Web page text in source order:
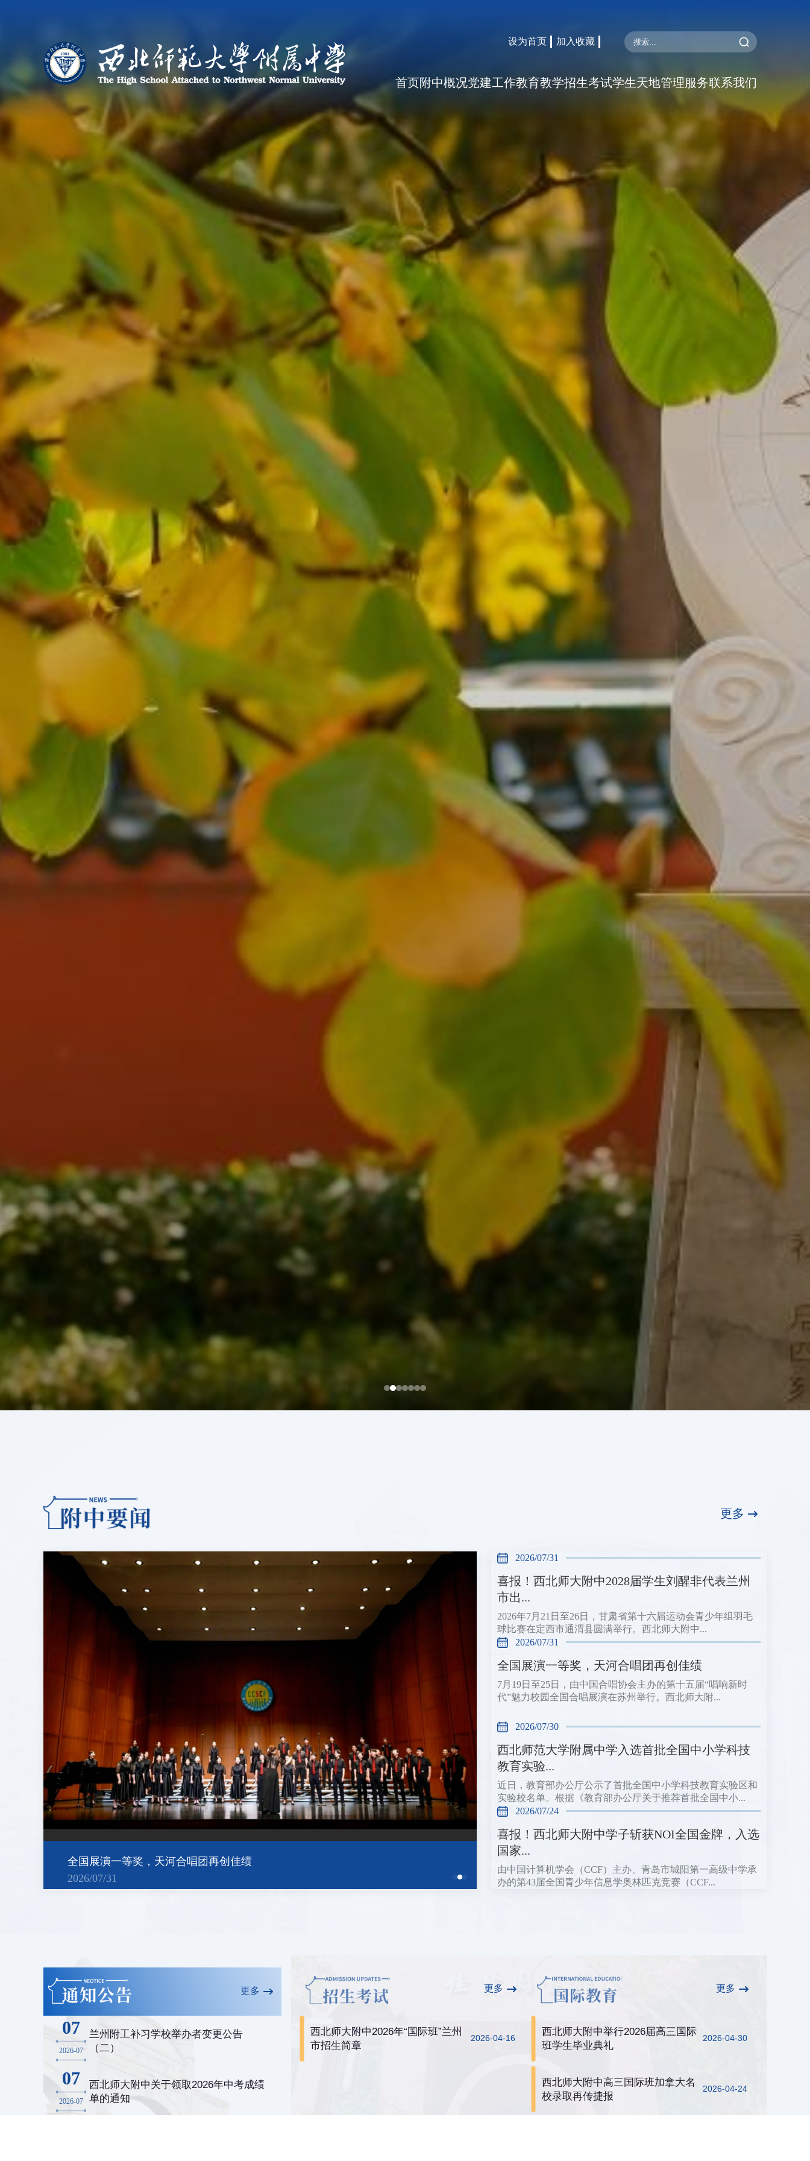
设为首页 加入收藏
首页附中概况党建工作教育教学招生考试学生天地管理服务联系我们
更多
全国展演一等奖，天河合唱团再创佳绩
2026/07/31
2026/07/31
喜报！西北师大附中2028届学生刘醒非代表兰州
市出...
2026年7月21日至26日，甘肃省第十六届运动会青少年组羽毛
球比赛在定西市通渭县圆满举行。西北师大附中...
2026/07/31
全国展演一等奖，天河合唱团再创佳绩
7月19日至25日，由中国合唱协会主办的第十五届“唱响新时
代”魅力校园全国合唱展演在苏州举行。西北师大附...
2026/07/30
西北师范大学附属中学入选首批全国中小学科技
教育实验...
近日，教育部办公厅公示了首批全国中小学科技教育实验区和
实验校名单。根据《教育部办公厅关于推荐首批全国中小...
2026/07/24
喜报！西北师大附中学子斩获NOI全国金牌，入选
国家...
由中国计算机学会（CCF）主办、青岛市城阳第一高级中学承
办的第43届全国青少年信息学奥林匹克竞赛（CCF...
更多
07
2026-07
兰州附工补习学校举办者变更公告
（二）
07
2026-07
西北师大附中关于领取2026年中考成绩
单的通知
更多
西北师大附中2026年“国际班”兰州
市招生简章
2026-04-16
更多
西北师大附中举行2026届高三国际
班学生毕业典礼
2026-04-30
西北师大附中高三国际班加拿大名
校录取再传捷报
2026-04-24